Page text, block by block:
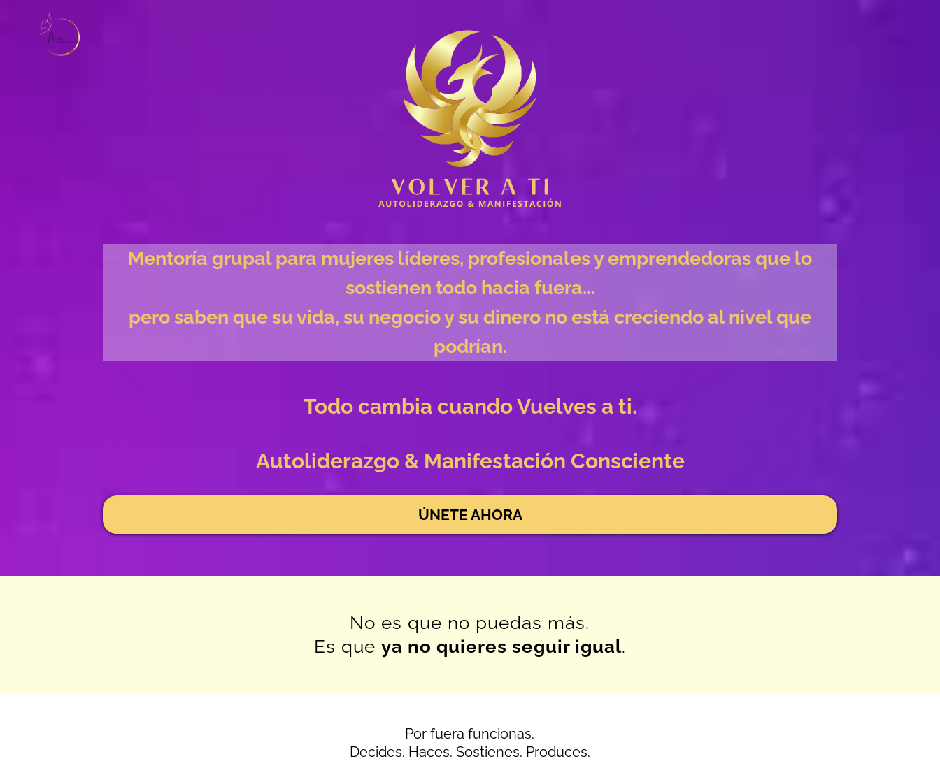
Mentoría grupal para mujeres líderes, profesionales y emprendedoras que lo
sostienen todo hacia fuera...
pero saben que su vida, su negocio y su dinero no está creciendo al nivel que
podrían.
Todo cambia cuando Vuelves a ti.
Autoliderazgo & Manifestación Consciente
ÚNETE AHORA
No es que no puedas más.
Es que ya no quieres seguir igual.
Por fuera funcionas.
Decides. Haces. Sostienes. Produces.